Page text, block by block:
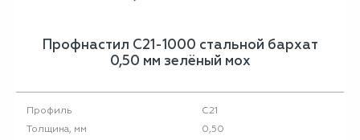
Профнастил С21-1000 стальной бархат
0,50 мм зелёный мох
Профиль
С21
Толщина, мм
0,50